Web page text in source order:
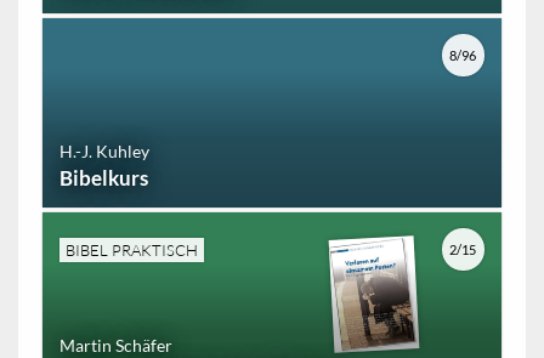
H.-J. Kuhley
Bibelkurs
8/96
BIBEL PRAKTISCH
Martin Schäfer
2/15